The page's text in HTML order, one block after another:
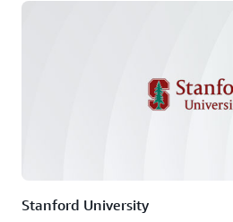
Stanford University